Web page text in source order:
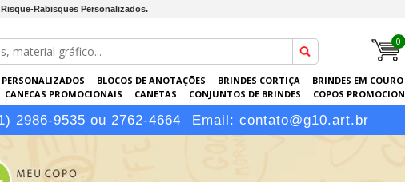
Rabisques Personalizados.
0
PERSONALIZADOS BLOCOS DE ANOTAÇÕES BRINDES CORTIÇA BRINDES EM COURO
CANECAS PROMOCIONAIS CANETAS CONJUNTOS DE BRINDES COPOS
PERSONALIZADAS PEN DRIVES PORTA-CARTÕES PORTA-RETRATOS
2986-9535 ou 2762-4664 Email: contato@g10.art.br